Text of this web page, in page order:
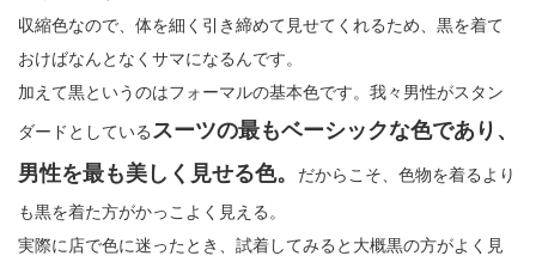
収縮色なので、体を細く引き締めて見せてくれるため、黒を着て
おけばなんとなくサマになるんです。
加えて黒というのはフォーマルの基本色です。我々男性がスタン
ダードとしているスーツの最もベーシックな色であり、
男性を最も美しく見せる色。
だからこそ、色物を着るより
も黒を着た方がかっこよく見える。
実際に店で色に迷ったとき、試着してみると大概黒の方がよく見